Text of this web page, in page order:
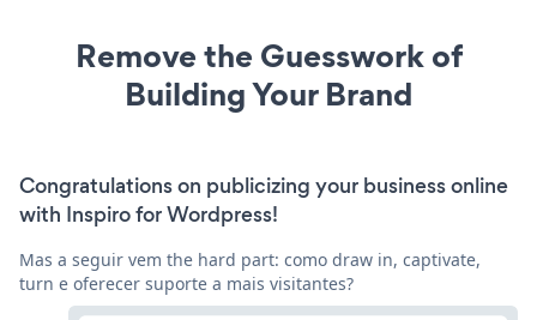
Remove the Guesswork of
Building Your Brand
Congratulations on publicizing your business online
with Inspiro for Wordpress!
Mas a seguir vem the hard part: como draw in, captivate,
turn e oferecer suporte a mais visitantes?